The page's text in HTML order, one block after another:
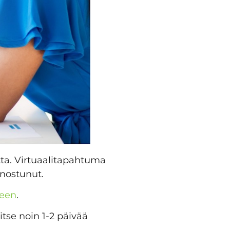
Virtuaalitapahtuma
.
noin 1-2 päivää